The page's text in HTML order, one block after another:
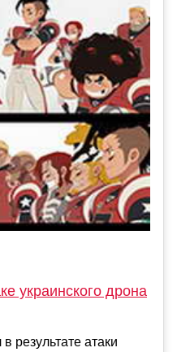
украинского дрона
результате атаки